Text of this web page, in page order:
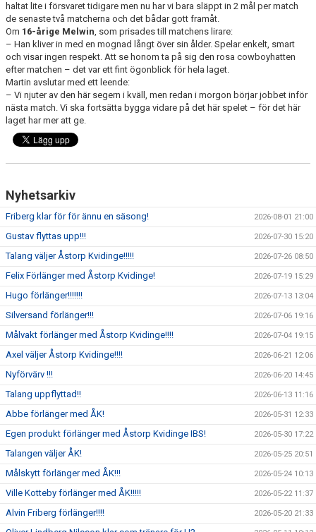
haltat lite i försvaret tidigare men nu har vi bara släppt in 2 mål per match
de senaste två matcherna och det bådar gott framåt.
Om 16-årige Melwin, som prisades till matchens lirare:
– Han kliver in med en mognad långt över sin ålder. Spelar enkelt, smart
och visar ingen respekt. Att se honom ta på sig den rosa cowboyhatten
efter matchen – det var ett fint ögonblick för hela laget.
Martin avslutar med ett leende:
– Vi njuter av den här segern i kväll, men redan i morgon börjar jobbet inför
nästa match. Vi ska fortsätta bygga vidare på det här spelet – för det här
laget har mer att ge.
Nyhetsarkiv
Friberg klar för för ännu en säsong! 2026-08-01 21:00
Gustav flyttas upp!!! 2026-07-30 15:20
Talang väljer Åstorp Kvidinge!!!!! 2026-07-26 08:50
Felix Förlänger med Åstorp Kvidinge! 2026-07-19 15:29
Hugo förlänger!!!!!!! 2026-07-13 13:04
Silversand förlänger!!! 2026-07-06 19:16
Målvakt förlänger med Åstorp Kvidinge!!!! 2026-07-04 19:15
Axel väljer Åstorp Kvidinge!!!! 2026-06-21 12:06
Nyförvärv !!! 2026-06-20 14:45
Talang uppflyttad!! 2026-06-13 11:16
Abbe förlänger med ÅK! 2026-05-31 12:33
Egen produkt förlänger med Åstorp Kvidinge IBS! 2026-05-30 17:22
Talangen väljer ÅK! 2026-05-25 20:51
Målskytt förlänger med ÅK!!! 2026-05-24 10:13
Ville Kotteby förlänger med ÅK!!!!! 2026-05-22 11:37
Alvin Friberg förlänger!!!! 2026-05-20 21:33